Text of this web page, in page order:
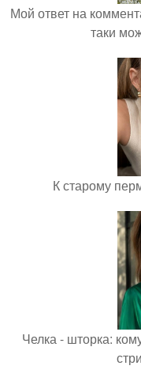
Мой ответ на
таки
К старому
Челка - шторка: